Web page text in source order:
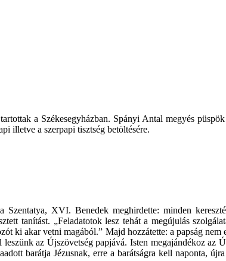
a Székesegyházban. Spányi Antal megyés
illetve a szerpapi tisztség betöltésére.
Szentatya, XVI. Benedek meghirdette: minden
tanítást. „Feladatotok lesz tehát a megújulás
ki akar vetni magából.” Majd hozzátette: a papság
az Újszövetség papjává. Isten megajándékoz az
barátja Jézusnak, erre a barátságra kell naponta,